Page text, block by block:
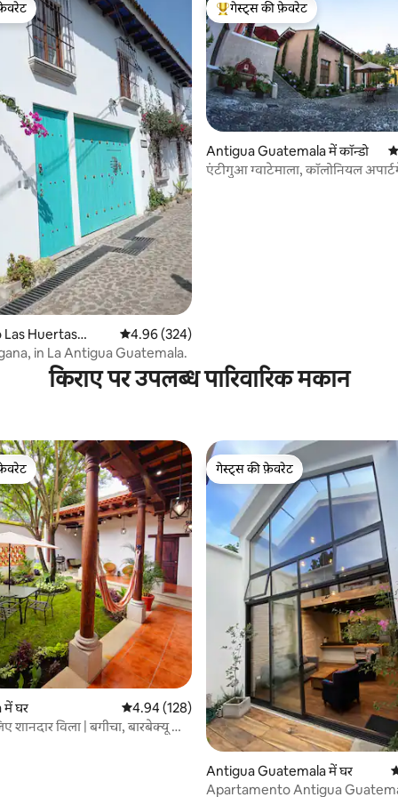
Las Huertas
औसत रेटिंग 5 में से 4.96, 324 समीक्षाएँ
4.96 (324)
Casa Morgana, in La Antigua Guatemala.
गेस्ट्स का टॉप फ़ेवरेट
गेस्ट्स की फ़ेवरेट
Antigua Guatemala में कॉन्डो
एंटीगुआ ग्वाटेमाला, कॉलोनियल
किराए पर उपलब्ध पारिवारिक मकान
में घर औसत रेटिंग 5 में से 4.94, 128 समीक्षाएँ
4.94 (128)
शानदार विला | बगीचा, बारबेक्यू और
गेस्ट्स की फ़ेवरेट
गेस्ट्स की फ़ेवरेट
Antigua Guatemala में घर
Apartamento Antigua